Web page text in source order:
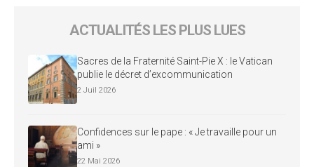
ACTUALITÉS LES PLUS LUES
Sacres de la Fraternité Saint-Pie X : le Vatican
publie le décret d’excommunication
2 Juil 2026
Confidences sur le pape : « Je travaille pour un
ami »
22 Mai 2026